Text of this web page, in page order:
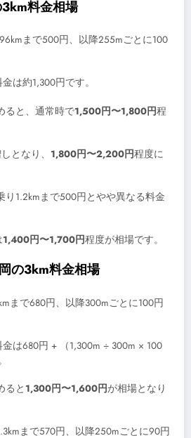
料金相場
まで500円、以降255mごとに100
は約1,300円です。
ると、通常時で1,500円〜1,800円程
となり、 1,800円〜2,200円程度に
1.2kmまで500円とやや異なる料金
1,400円〜1,700円程度が相場です。
の3km料金相場
まで680円、以降300mごとに100円
は680円 + （1,300m ÷ 300m × 100
ると 1,300円〜1,600円が相場となり
まで570円、以降250mごとに90円